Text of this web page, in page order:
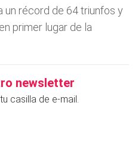
un récord de 64 triunfos y
primer lugar de la
newsletter
casilla de e-mail.